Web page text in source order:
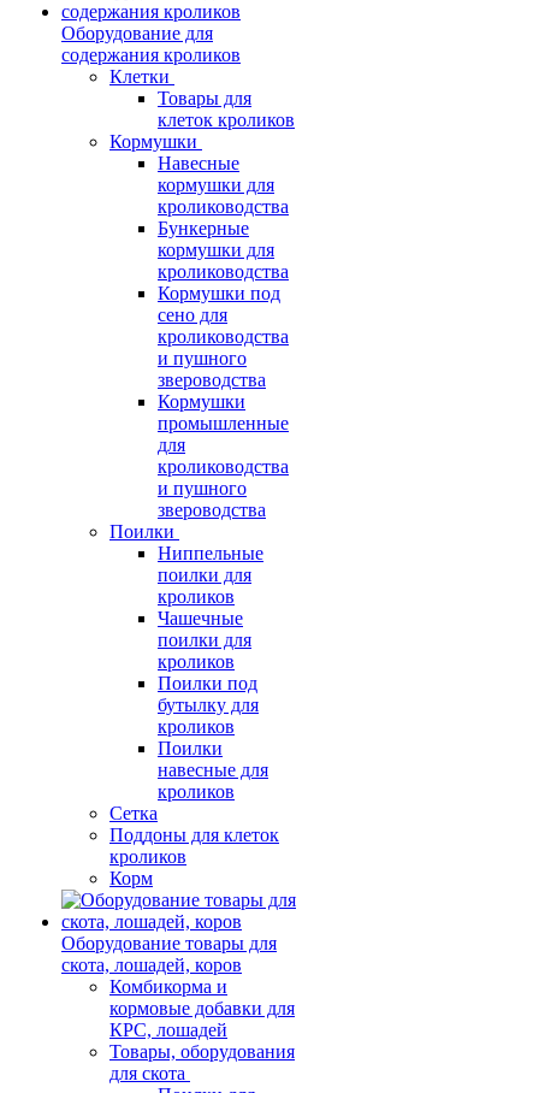
Оборудование для
содержания кроликов
Клетки
Товары для
клеток кроликов
Кормушки
Навесные
кормушки для
кролиководства
Бункерные
кормушки для
кролиководства
Кормушки под
сено для
кролиководства
и пушного
звероводства
Кормушки
промышленные
для
кролиководства
и пушного
звероводства
Поилки
Ниппельные
поилки для
кроликов
Чашечные
поилки для
кроликов
Поилки под
бутылку для
кроликов
Поилки
навесные для
кроликов
Сетка
Поддоны для клеток
кроликов
Корм
Оборудование товары для
скота, лошадей, коров
Комбикорма и
кормовые добавки для
КРС, лошадей
Товары, оборудования
для скота